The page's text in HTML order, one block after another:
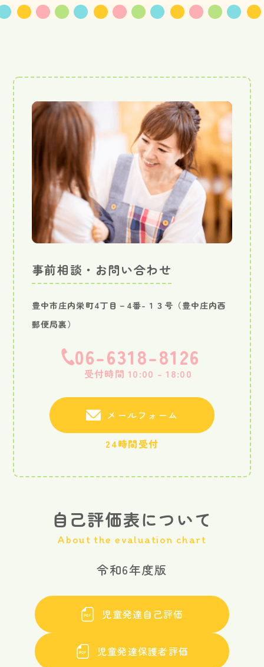
事前相談・お問い合わせ
豊中市庄内栄町4丁目－4番-１３号（豊中庄内西
郵便局裏）
06-6318-8126
受付時間 10:00 - 18:00
メールフォーム
24時間受付
自己評価表について
About the evaluation chart
令和6年度版
児童発達自己評価
児童発達保護者評価